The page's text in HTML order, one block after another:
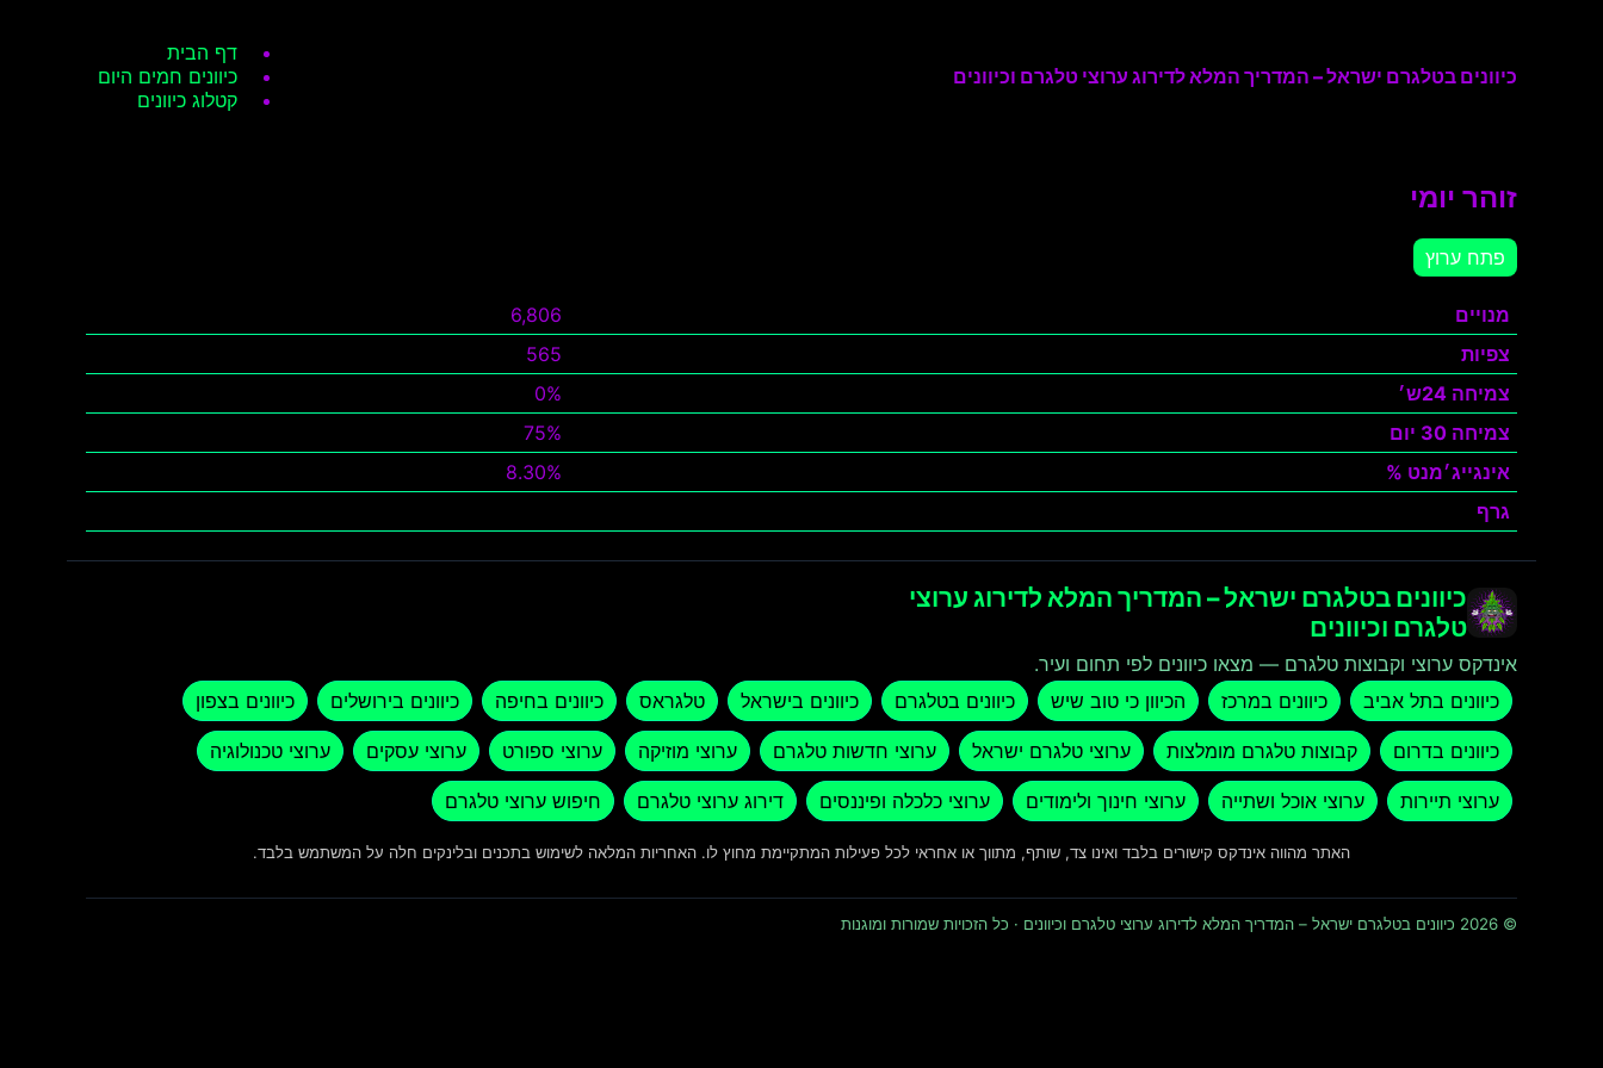
כיוונים בטלגרם ישראל – המדריך המלא לדירוג ערוצי טלגרם וכיוונים
דף הבית
כיוונים חמים היום
קטלוג כיוונים
זוהר יומי
פתח ערוץ
מנויים
6,806
צפיות
565
צמיחה 24ש׳
0%
צמיחה 30 יום
75%
אינגייג׳מנט %
8.30%
גרף
כיוונים בטלגרם ישראל – המדריך המלא לדירוג ערוצי
טלגרם וכיוונים
אינדקס ערוצי וקבוצות טלגרם — מצאו כיוונים לפי תחום ועיר.
כיוונים בתל אביב
כיוונים במרכז הכיוון כי טוב שיש כיוונים בטלגרם כיוונים בישראל טלגראס כיוונים בחיפה כיוונים בירושלים כיוונים בצפון
כיוונים בדרום קבוצות טלגרם מומלצות ערוצי טלגרם ישראל ערוצי חדשות טלגרם ערוצי מוזיקה ערוצי ספורט ערוצי עסקים ערוצי טכנולוגיה
ערוצי תיירות ערוצי אוכל ושתייה ערוצי חינוך ולימודים ערוצי כלכלה ופיננסים דירוג ערוצי טלגרם חיפוש ערוצי טלגרם
האתר מהווה אינדקס קישורים בלבד ואינו צד, שותף, מתווך או אחראי לכל פעילות המתקיימת מחוץ לו. האחריות המלאה לשימוש בתכנים ובלינקים חלה על המשתמש בלבד.
© 2026 כיוונים בטלגרם ישראל – המדריך המלא לדירוג ערוצי טלגרם וכיוונים · כל הזכויות שמורות ומוגנות